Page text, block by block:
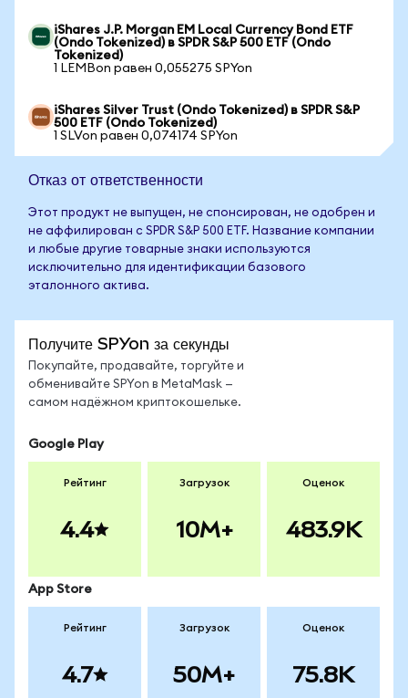
iShares J.P. Morgan EM Local Currency Bond ETF
(Ondo Tokenized) в SPDR S&P 500 ETF (Ondo
Tokenized)
1 LEMBon равен 0,055275 SPYon
iShares Silver Trust (Ondo Tokenized) в SPDR S&P
500 ETF (Ondo Tokenized)
1 SLVon равен 0,074174 SPYon
Отказ от ответственности
Этот продукт не выпущен, не спонсирован, не одобрен и
не аффилирован с SPDR S&P 500 ETF. Название компании
и любые другие товарные знаки используются
исключительно для идентификации базового
эталонного актива.
Получите SPYon за секунды
Покупайте, продавайте, торгуйте и
обменивайте SPYon в MetaMask —
самом надёжном криптокошельке.
Google Play
Рейтинг
4.4
Загрузок
10M+
Оценок
483.9K
App Store
Рейтинг
4.7
Загрузок
50M+
Оценок
75.8K